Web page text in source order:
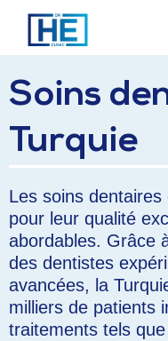
Soins
Turquie
Les soins
pour leur qualité
abordables. Grâce
des dentistes
avancées, la
milliers de patients
traitements tels